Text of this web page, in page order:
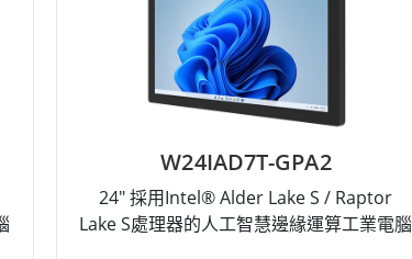
W24IAD7T-GPA2
24" 採用Intel® Alder Lake S / Raptor
Lake S處理器的人工智慧邊緣運算工業電腦